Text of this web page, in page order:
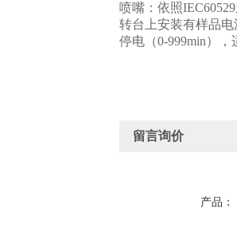
喷嘴：依照
转台上安装有样品
停电（0-999min）
留言询价
产品：